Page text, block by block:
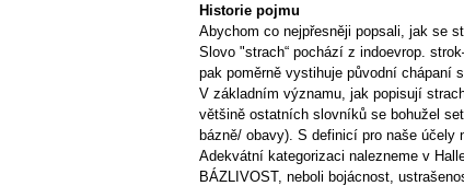
Historie pojmu
Abychom co nejpřesněji popsali, jak se
Slovo "strach“ pochází z indoevrop.
pak poměrně vystihuje původní chápaní
V základním významu, jak popisují
většině ostatních slovníků se bohužel
bázně/ obavy). S definicí pro naše účely
Adekvátní kategorizaci nalezneme v
BÁZLIVOST, neboli bojácnost,